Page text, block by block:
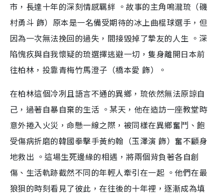
市，長達十年的深刻情感羈絆 。故事的主角鳴瀧琉（磯
村勇斗 飾）原本是一名備受期待的冰上曲棍球選手，但
因為一次無法挽回的過失，間接毀掉了摯友的人生 。深
陷愧疚與自我懷疑的琉選擇逃避一切，隻身離開日本前
往柏林，投靠青梅竹馬澄子（橋本愛 飾）。
在柏林這個冷冽且語言不通的異鄉，琉依然無法原諒自
己，過著自暴自棄的生活 。某天，他在造訪一座教堂時
意外捲入火災，命懸一線之際，被同樣在異鄉奮鬥、飽
受傷病折磨的韓國拳擊手黃約翰（玉澤演 飾）奮不顧身
地救出 。這場生死邊緣的相遇，將兩個背負著各自創
傷、生活軌跡截然不同的年輕人牽引在一起 。他們在最
狼狽的時刻看見了彼此，在往後的十年裡，逐漸成為填